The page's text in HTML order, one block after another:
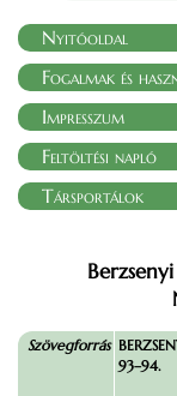
Nyitóoldal
Fogalmak és
Impresszum
Feltöltési napló
Társportálok
Szövegforrás
93–94.